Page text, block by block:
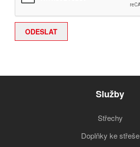
Služby
Střechy
Doplňky ke střeše